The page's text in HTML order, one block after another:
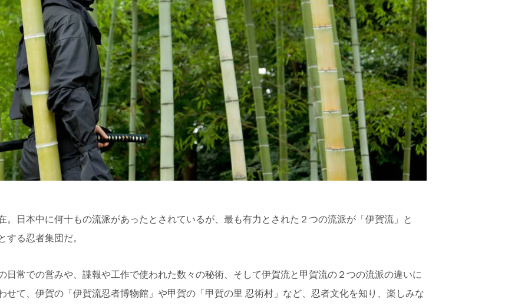
。日本中に何十もの流派があったとされているが、最も有力とされた２つの流派が「伊賀流」と
する忍者集団だ。
日常での営みや、諜報や工作で使われた数々の秘術、そして伊賀流と甲賀流の２つの流派の違いに
せて、伊賀の「伊賀流忍者博物館」や甲賀の「甲賀の里 忍術村」など、忍者文化を知り、楽しみな